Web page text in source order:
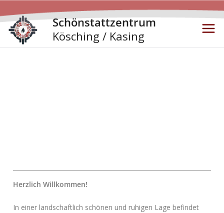
Schönstattzentrum
Kösching / Kasing
Herzlich Willkommen!
In einer landschaftlich schönen und ruhigen Lage befindet